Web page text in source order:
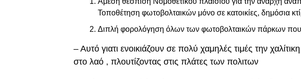
Τοποθέτηση φωτοβολταικών μόνο σε κατοικίες, δημόσια
Διπλή φορολόγηση όλων των φωτοβολταικών πάρκων που
– Αυτό γιατι ενοικιάζουν σε πολύ χαμηλές τιμές την
στο λαό , πλουτίζοντας στις πλάτες των πολιτων